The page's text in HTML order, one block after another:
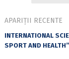
APARIȚII RECENTE
INTERNATIONAL
SPORT AND